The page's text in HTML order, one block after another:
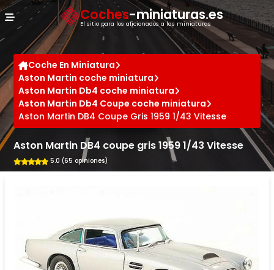
Coches-miniaturas.es
El sitio para los aficionados a las miniaturas
Coche En Miniatura
Aston Martin coche miniatura
Aston Martin Db4 coche miniatura
Aston Martin Db4 Coupe coche miniatura
Aston Martin DB4 Coupe Gris 1959 1/43 Vitesse
Aston Martin DB4 coupe gris 1959 1/43 Vitesse
5.0 (65 opiniones)
Panel de gestión de cookies